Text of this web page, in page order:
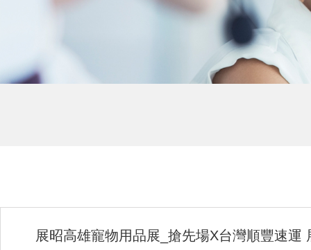
展昭高雄寵物用品展_搶先場X台灣順豐速運